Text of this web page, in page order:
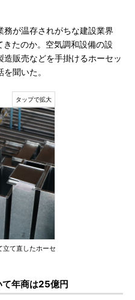
が温存されがちな建設業界
たのか。空気調和設備の設
販売などを手掛けるホーセッ
聞いた。
立て直したホーセ
年商は25億円